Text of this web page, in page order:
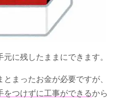
に残したままにできます。
まったお金が必要ですが、
をつけずに工事ができるから